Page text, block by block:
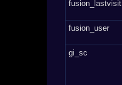
fusion_lastvisit
fusion_user
gi_sc